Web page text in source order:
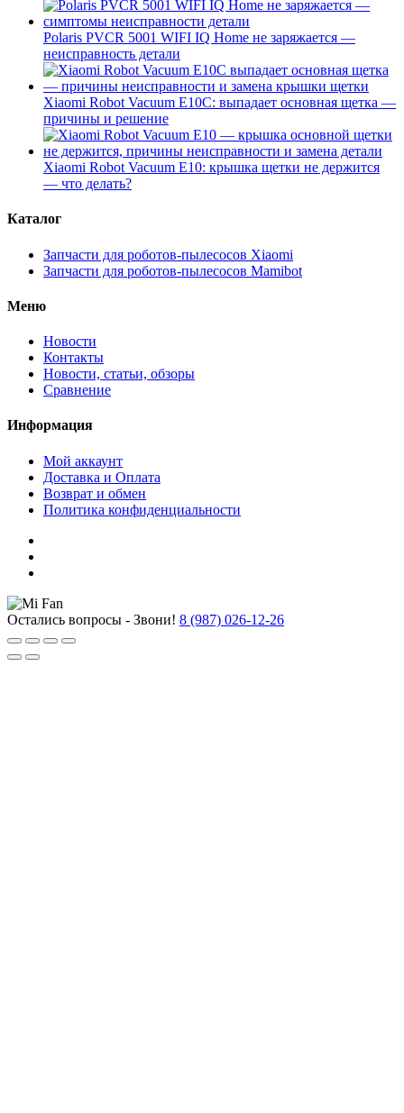
Polaris PVCR 5001 WIFI IQ Home не заряжается —
неисправность детали
Xiaomi Robot Vacuum E10C: выпадает основная щетка —
причины и решение
Xiaomi Robot Vacuum E10: крышка щетки не держится
— что делать?
Каталог
Запчасти для роботов-пылесосов Xiaomi
Запчасти для роботов-пылесосов Mamibot
Меню
Новости
Контакты
Новости, статьи, обзоры
Сравнение
Информация
Мой аккаунт
Доставка и Оплата
Возврат и обмен
Политика конфиденциальности
Остались вопросы - Звони! 8 (987) 026-12-26